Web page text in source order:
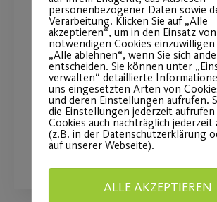
You’ve got to move it
Neue Zeit und Ort für das
Bewegungsangebot ab dem
WEITERLESEN
personenbezogener Daten sowie
Verarbeitung. Klicken Sie auf „Alle
akzeptieren“, um in den Einsatz
notwendigen Cookies
„Alle ablehnen“, wenn Sie sich
entscheiden. Sie können unter
verwalten“ detaillierte
uns eingesetzten Arten von
und deren Einstellungen aufrufen.
die Einstellungen jederzeit
Cookies auch nachträglich jederzeit
(z.B. in der Datenschutzerklärung
auf unserer Webseite).
ALLE AKZEPTIEREN